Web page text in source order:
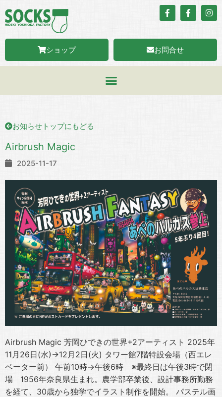
ショップ お問合せ
お知らせトップにもどる
Airbrush Magic
2025-11-17
Airbrush Magic 芳岡ひできの世界+2アーティスト 2025年
11月26日(水)→12月2日(火) タワー館7階特設会場（西エレ
ベーター前） 午前10時→午後6時 ※最終日は午後3時で閉
場 1956年奈良県生まれ。農学部卒業後、設計事務所勤務
を経て、30歳から独学でイラスト制作を開始。 パステル画